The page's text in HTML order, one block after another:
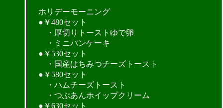
ホリデーモーニング
●￥480セット
・厚切りトーストゆで卵
・ミニパンケーキ
●￥530セット
・国産はちみつチーズトースト
●￥580セット
・ハムチーズトースト
・つぶあんホイップクリーム
●￥630セット